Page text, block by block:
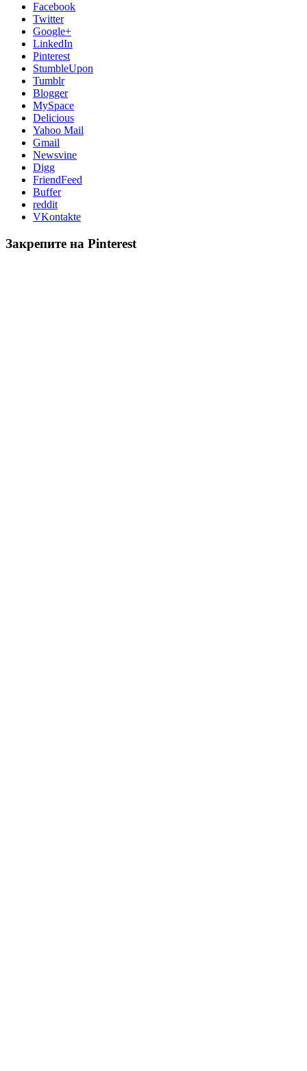
Facebook
Twitter
Google+
LinkedIn
Pinterest
StumbleUpon
Tumblr
Blogger
MySpace
Delicious
Yahoo Mail
Gmail
Newsvine
Digg
FriendFeed
Buffer
reddit
VKontakte
Закрепите на Pinterest